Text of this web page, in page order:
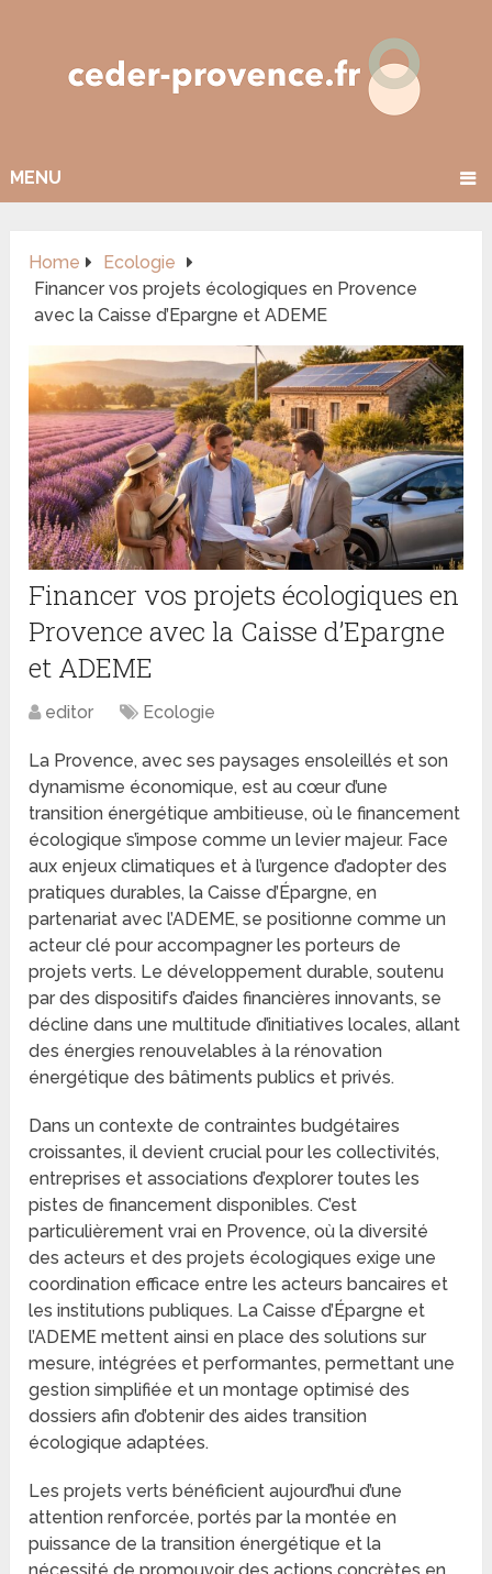
MENU
Home
Ecologie
Financer vos projets écologiques en Provence
avec la Caisse d’Epargne et ADEME
Financer vos projets écologiques en
Provence avec la Caisse d’Epargne
et ADEME
editor Ecologie
La Provence, avec ses paysages ensoleillés et son
dynamisme économique, est au cœur d’une
transition énergétique ambitieuse, où le financement
écologique s’impose comme un levier majeur. Face
aux enjeux climatiques et à l’urgence d’adopter des
pratiques durables, la Caisse d’Épargne, en
partenariat avec l’ADEME, se positionne comme un
acteur clé pour accompagner les porteurs de
projets verts. Le développement durable, soutenu
par des dispositifs d’aides financières innovants, se
décline dans une multitude d’initiatives locales, allant
des énergies renouvelables à la rénovation
énergétique des bâtiments publics et privés.
Dans un contexte de contraintes budgétaires
croissantes, il devient crucial pour les collectivités,
entreprises et associations d’explorer toutes les
pistes de financement disponibles. C’est
particulièrement vrai en Provence, où la diversité
des acteurs et des projets écologiques exige une
coordination efficace entre les acteurs bancaires et
les institutions publiques. La Caisse d’Épargne et
l’ADEME mettent ainsi en place des solutions sur
mesure, intégrées et performantes, permettant une
gestion simplifiée et un montage optimisé des
dossiers afin d’obtenir des aides transition
écologique adaptées.
Les projets verts bénéficient aujourd’hui d’une
attention renforcée, portés par la montée en
puissance de la transition énergétique et la